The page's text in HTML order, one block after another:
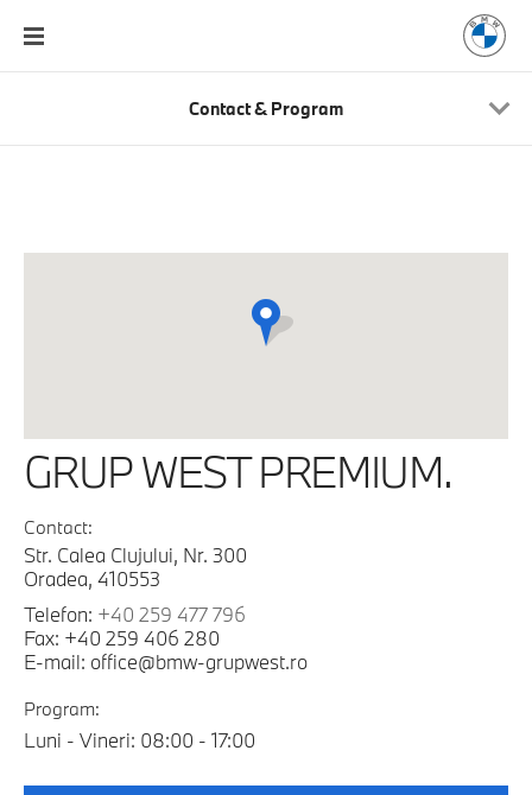
Contact & Program
GRUP WEST PREMIUM.
Contact:
Str. Calea Clujului, Nr. 300
Oradea, 410553
Telefon: +40 259 477 796
Fax: +40 259 406 280
E-mail: office@bmw-grupwest.ro
Program:
Luni - Vineri: 08:00 - 17:00